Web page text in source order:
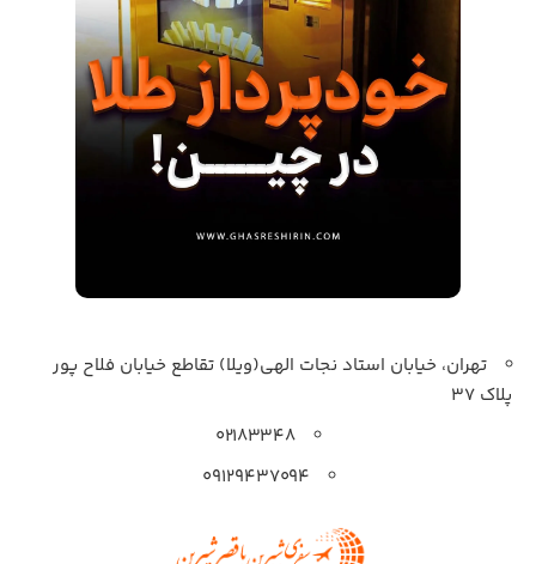
تهران، خیابان استاد نجات الهی(ویلا) تقاطع خیابان فلاح پور
پلاک 37
۰۲۱۸۳۳۴۸
۰۹۱۲۹۴۳۷۰۹۴